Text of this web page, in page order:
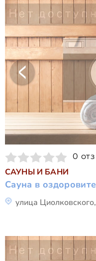
0
САУНЫ И БАНИ
Сауна в
улица